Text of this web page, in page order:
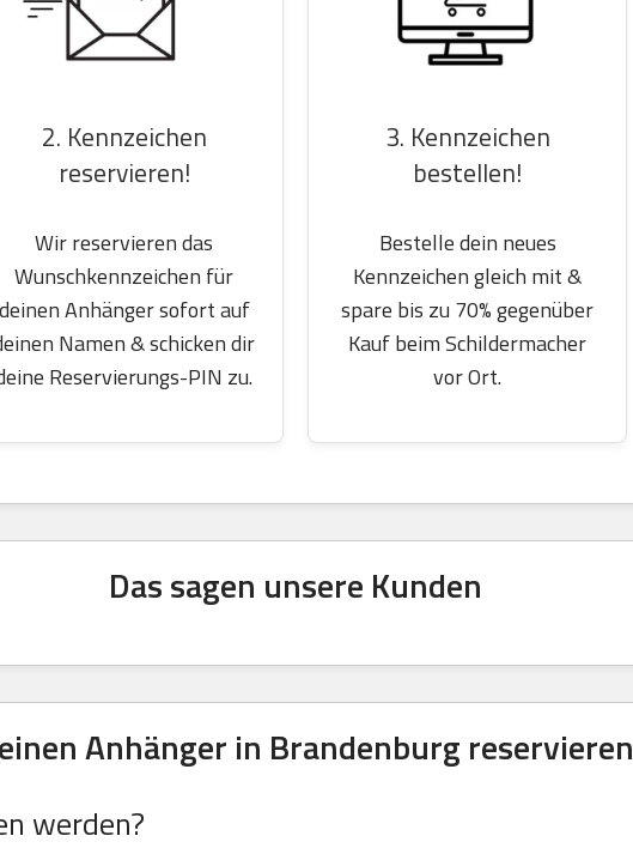
2. Kennzeichen
reservieren!
Wir reservieren das
Wunschkennzeichen für
deinen Anhänger sofort auf
Namen & schicken dir
Reservierungs-PIN zu.
3. Kennzeichen
bestellen!
Bestelle dein neues
Kennzeichen gleich mit &
spare bis zu 70% gegenüber
Kauf beim Schildermacher
vor Ort.
Das sagen unsere Kunden
Anhänger in Brandenburg reservieren
werden?